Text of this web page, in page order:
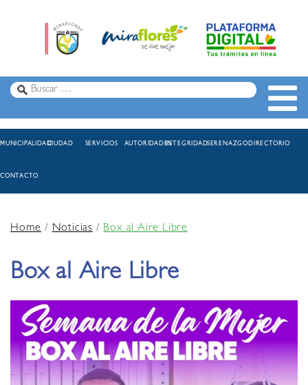
MUNICIPALIDADCIUDAD SERVICIOS AUTORIDADESINTEGRIDADSERENAZGODIRECTORIO
CONTACTO
Home/Noticias /Box al Aire Libre
Box al Aire Libre